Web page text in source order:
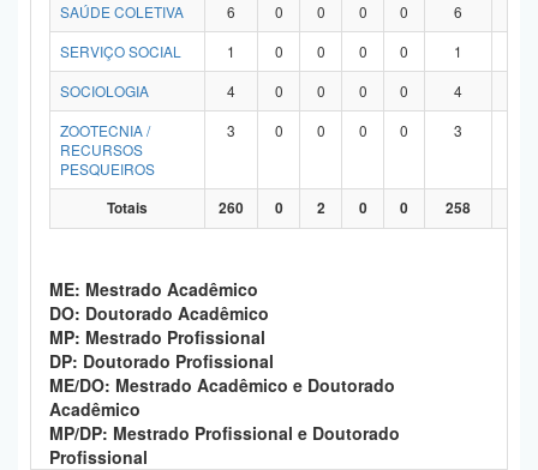
SAÚDE COLETIVA
6 0 0 0 0 6
SERVIÇO SOCIAL
1 0 0 0 0 1
SOCIOLOGIA
4 0 0 0 0 4
ZOOTECNIA /
RECURSOS
PESQUEIROS
3 0 0 0 0 3
Totais 260 0 2 0 0 258
ME: Mestrado Acadêmico
DO: Doutorado Acadêmico
MP: Mestrado Profissional
DP: Doutorado Profissional
ME/DO: Mestrado Acadêmico e Doutorado
Acadêmico
MP/DP: Mestrado Profissional e Doutorado
Profissional